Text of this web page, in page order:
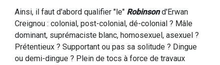
Ainsi, il faut d'abord qualifier "le" Robinsond'Erwan
Creignou : colonial, post-colonial, dé-colonial ? Mâle
dominant, suprémaciste blanc, homosexuel, asexuel ?
Prétentieux ? Supportant ou pas sa solitude ? Dingue
ou demi-dingue ? Plein de tocs à force de travaux